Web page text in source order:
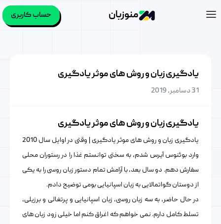
منوزبان حساب کاربری
یادگیری زبان و روش های موثر یادگیری
31 دسامبر, 2019
یادگیری زبان و روش های موثر یادگیری
یادگیری زبان و روش های موثر یادگیری | وقتی در اوایل سال 2010
وارد بوئنوس آیرس شدم، به سختی توانستم غذا را در رستوران محلی
سفارش دهم. دو سال بعد، با آرامش تمام دستور زبان روسی را به یکی
از دوستان گواتمالایی به زبان اسپانیایی بومی توضیح دادم.
در حال حاضر، به سه زبان روسی، زبان اسپانیایی و پرتغالی و برزیلی،
تسلط کامل دارم. نمی خواهم که اغراق کنم اما خیلی زود زبان های